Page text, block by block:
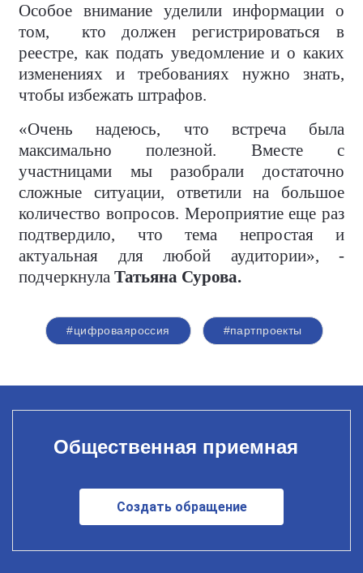
Особое внимание уделили информации о
том,
кто должен регистрироваться в
реестре, как подать уведомление и о каких
изменениях и требованиях нужно знать,
чтобы избежать штрафов.
«Очень надеюсь, что встреча была
максимально полезной. Вместе с
участницами мы разобрали достаточно
сложные ситуации, ответили на большое
количество вопросов. Мероприятие еще раз
подтвердило, что тема непростая и
актуальная для любой аудитории», -
подчеркнула Татьяна Сурова.
#цифроваяроссия #партпроекты
Общественная приемная
Создать обращение